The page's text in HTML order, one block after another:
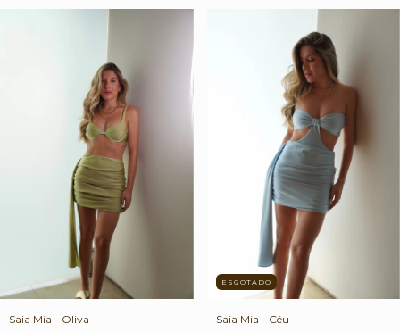
Saia Mia - Oliva
ESGOTADO
Saia Mia - Céu